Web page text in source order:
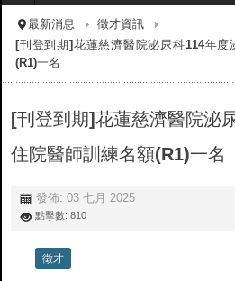
最新消息
徵才資訊
[刊登到期]花蓮慈濟醫院泌尿科114年度
(R1)一名
[刊登到期]花蓮慈濟醫院泌
住院醫師訓練名額(R1)一名
發佈: 03 七月 2025
點擊數: 810
徵才